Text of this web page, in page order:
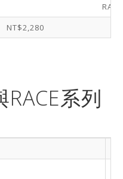
NT$2,280
RACE系列